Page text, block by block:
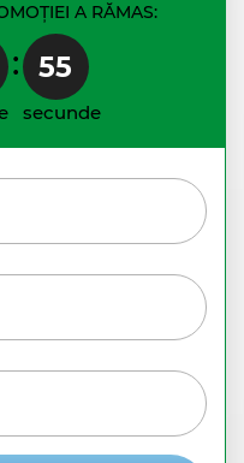
A RĂMAS:
: 55
secunde